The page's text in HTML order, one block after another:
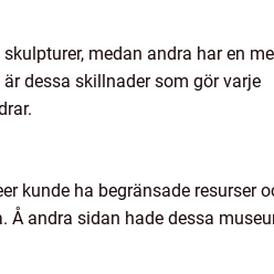
medan andra har en
dessa skillnader som gör varje
kunde ha begränsade resurser
Å andra sidan hade dessa